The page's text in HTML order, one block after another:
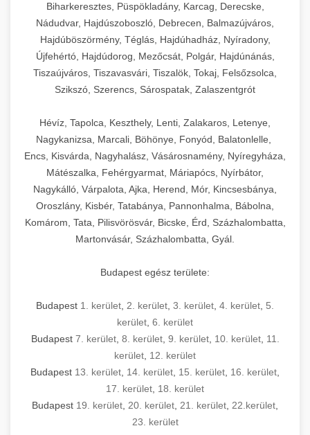
Biharkeresztes, Püspökladány, Karcag, Derecske,
Nádudvar, Hajdúszoboszló, Debrecen, Balmazújváros,
Hajdúböszörmény, Téglás, Hajdúhadház, Nyíradony,
Újfehértó, Hajdúdorog, Mezőcsát, Polgár, Hajdúnánás,
Tiszaújváros, Tiszavasvári, Tiszalök, Tokaj, Felsőzsolca,
Szikszó, Szerencs, Sárospatak, Zalaszentgrót
Hévíz, Tapolca, Keszthely, Lenti, Zalakaros, Letenye,
Nagykanizsa, Marcali, Böhönye, Fonyód, Balatonlelle,
Encs, Kisvárda, Nagyhalász, Vásárosnamény, Nyíregyháza,
Mátészalka, Fehérgyarmat, Máriapócs, Nyírbátor,
Nagykálló, Várpalota, Ajka, Herend, Mór, Kincsesbánya,
Oroszlány, Kisbér, Tatabánya, Pannonhalma, Bábolna,
Komárom, Tata, Pilisvörösvár, Bicske, Érd, Százhalombatta,
Martonvásár, Százhalombatta, Gyál.
Budapest egész területe:
Budapest 1. kerület 2. kerület 3. kerület 4. kerület 5.
kerület 6. kerület
Budapest 7. kerület, 8. kerület, 9. kerület, 10. kerület, 11.
kerület 12. kerület
Budapest 13. kerület 14. kerület 15. kerület 16. kerület
17. kerület 18. kerület
Budapest 19. kerület 20. kerület 21. kerület 22.kerület
23. kerület